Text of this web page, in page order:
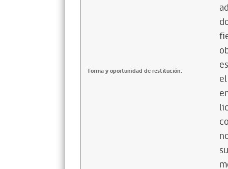
Forma y oportunidad de restitución: